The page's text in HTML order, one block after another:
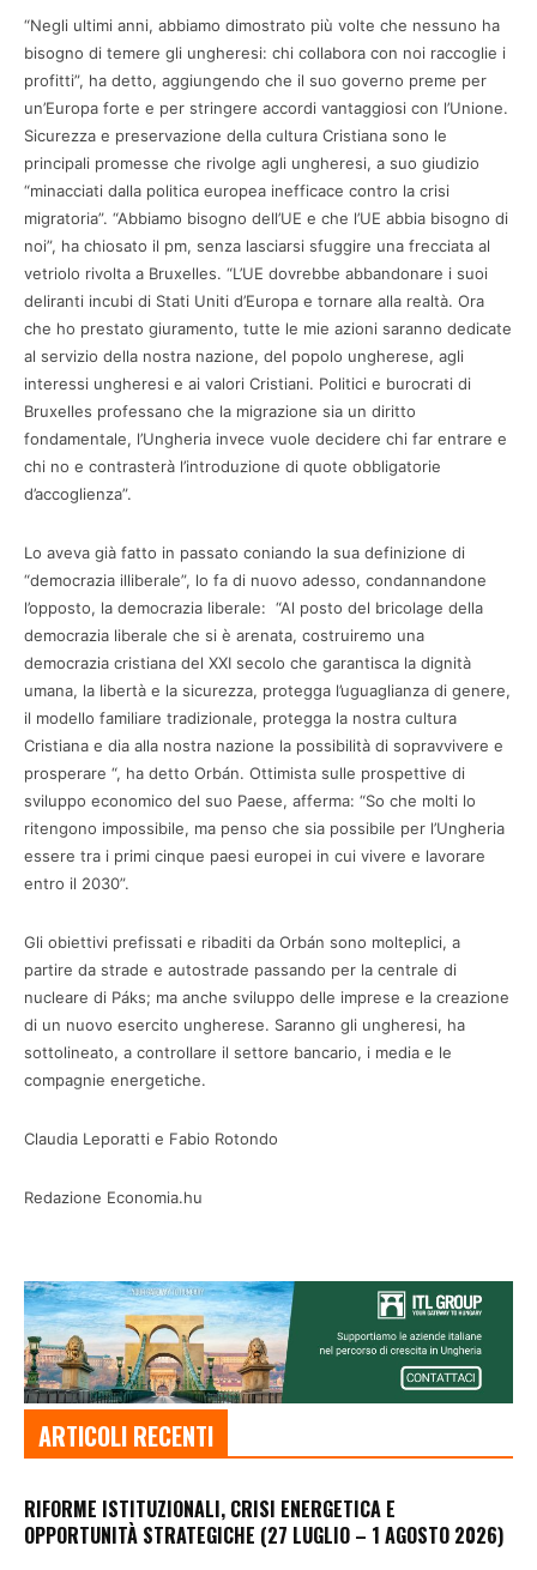
“Negli ultimi anni, abbiamo dimostrato più volte che nessuno ha
bisogno di temere gli ungheresi: chi collabora con noi raccoglie i
profitti”, ha detto, aggiungendo che il suo governo preme per
un’Europa forte e per stringere accordi vantaggiosi con l’Unione.
Sicurezza e preservazione della cultura Cristiana sono le
principali promesse che rivolge agli ungheresi, a suo giudizio
“minacciati dalla politica europea inefficace contro la crisi
migratoria”. “Abbiamo bisogno dell’UE e che l’UE abbia bisogno di
noi”, ha chiosato il pm, senza lasciarsi sfuggire una frecciata al
vetriolo rivolta a Bruxelles. “L’UE dovrebbe abbandonare i suoi
deliranti incubi di Stati Uniti d’Europa e tornare alla realtà. Ora
che ho prestato giuramento, tutte le mie azioni saranno dedicate
al servizio della nostra nazione, del popolo ungherese, agli
interessi ungheresi e ai valori Cristiani. Politici e burocrati di
Bruxelles professano che la migrazione sia un diritto
fondamentale, l’Ungheria invece vuole decidere chi far entrare e
chi no e contrasterà l’introduzione di quote obbligatorie
d’accoglienza”.
Lo aveva già fatto in passato coniando la sua definizione di
“democrazia illiberale”, lo fa di nuovo adesso, condannandone
l’opposto, la democrazia liberale: “Al posto del bricolage della
democrazia liberale che si è arenata, costruiremo una
democrazia cristiana del XXI secolo che garantisca la dignità
umana, la libertà e la sicurezza, protegga l’uguaglianza di genere,
il modello familiare tradizionale, protegga la nostra cultura
Cristiana e dia alla nostra nazione la possibilità di sopravvivere e
prosperare “, ha detto Orbán. Ottimista sulle prospettive di
sviluppo economico del suo Paese, afferma: “So che molti lo
ritengono impossibile, ma penso che sia possibile per l’Ungheria
essere tra i primi cinque paesi europei in cui vivere e lavorare
entro il 2030”.
Gli obiettivi prefissati e ribaditi da Orbán sono molteplici, a
partire da strade e autostrade passando per la centrale di
nucleare di Páks; ma anche sviluppo delle imprese e la creazione
di un nuovo esercito ungherese. Saranno gli ungheresi, ha
sottolineato, a controllare il settore bancario, i media e le
compagnie energetiche.
Claudia Leporatti e Fabio Rotondo
Redazione Economia.hu
ARTICOLI RECENTI
RIFORME ISTITUZIONALI, CRISI ENERGETICA E
OPPORTUNITÀ STRATEGICHE (27 LUGLIO – 1 AGOSTO 2026)